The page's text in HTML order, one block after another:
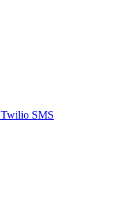
Twilio SMS